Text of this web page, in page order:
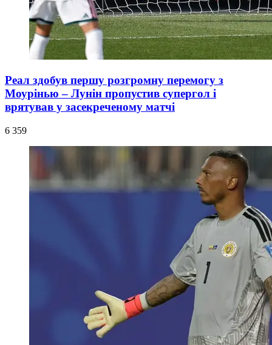
Реал здобув першу розгромну перемогу з
Моурінью – Лунін пропустив супергол і
врятував у засекреченому матчі
6 359